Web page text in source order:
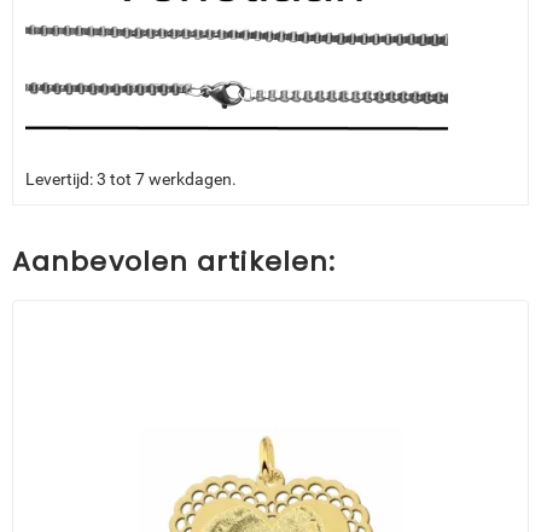
Levertijd: 3 tot 7 werkdagen.
Aanbevolen artikelen: